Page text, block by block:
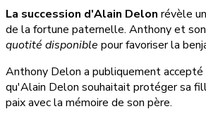
La succession d'Alain Delon révèle
de la fortune paternelle. Anthony et
quotité disponible pour favoriser la
Anthony Delon a publiquement accepté
qu'Alain Delon souhaitait protéger sa
paix avec la mémoire de son père.